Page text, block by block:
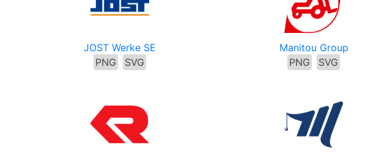
JOST Werke SE
PNG
SVG
Manitou Group
PNG
SVG